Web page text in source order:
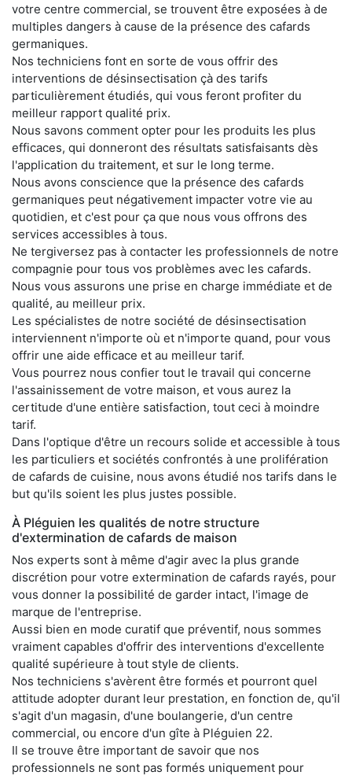
votre centre commercial, se trouvent être exposées à de
multiples dangers à cause de la présence des cafards
germaniques.
Nos techniciens font en sorte de vous offrir des
interventions de désinsectisation çà des tarifs
particulièrement étudiés, qui vous feront profiter du
meilleur rapport qualité prix.
Nous savons comment opter pour les produits les plus
efficaces, qui donneront des résultats satisfaisants dès
l'application du traitement, et sur le long terme.
Nous avons conscience que la présence des cafards
germaniques peut négativement impacter votre vie au
quotidien, et c'est pour ça que nous vous offrons des
services accessibles à tous.
Ne tergiversez pas à contacter les professionnels de notre
compagnie pour tous vos problèmes avec les cafards.
Nous vous assurons une prise en charge immédiate et de
qualité, au meilleur prix.
Les spécialistes de notre société de désinsectisation
interviennent n'importe où et n'importe quand, pour vous
offrir une aide efficace et au meilleur tarif.
Vous pourrez nous confier tout le travail qui concerne
l'assainissement de votre maison, et vous aurez la
certitude d'une entière satisfaction, tout ceci à moindre
tarif.
Dans l'optique d'être un recours solide et accessible à tous
les particuliers et sociétés confrontés à une prolifération
de cafards de cuisine, nous avons étudié nos tarifs dans le
but qu'ils soient les plus justes possible.
À Pléguien les qualités de notre structure
d'extermination de cafards de maison
Nos experts sont à même d'agir avec la plus grande
discrétion pour votre extermination de cafards rayés, pour
vous donner la possibilité de garder intact, l'image de
marque de l'entreprise.
Aussi bien en mode curatif que préventif, nous sommes
vraiment capables d'offrir des interventions d'excellente
qualité supérieure à tout style de clients.
Nos techniciens s'avèrent être formés et pourront quel
attitude adopter durant leur prestation, en fonction de, qu'il
s'agit d'un magasin, d'une boulangerie, d'un centre
commercial, ou encore d'un gîte à Pléguien 22.
Il se trouve être important de savoir que nos
professionnels ne sont pas formés uniquement pour